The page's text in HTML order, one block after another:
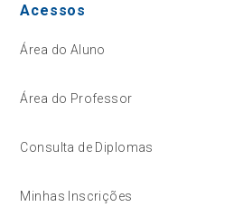
Acessos
Área do Aluno
Área do Professor
Consulta de Diplomas
Minhas Inscrições